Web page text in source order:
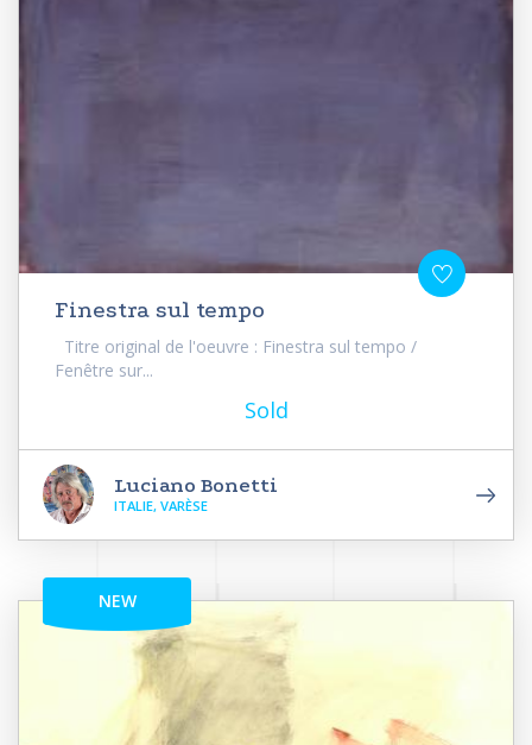
Finestra sul tempo
Titre original de l'oeuvre : Finestra sul tempo /
Fenêtre sur...
Sold
Luciano Bonetti
ITALIE, VARÈSE
NEW